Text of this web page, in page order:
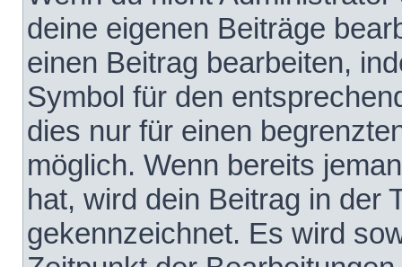
deine eigenen Beiträge
einen Beitrag bearbeiten,
Symbol für den
dies nur für einen
möglich. Wenn bereits
hat, wird dein Beitrag in der
gekennzeichnet. Es wird